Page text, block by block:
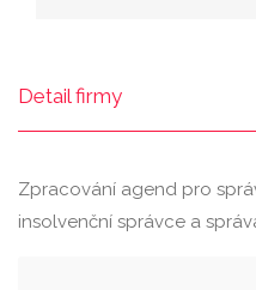
Detail firmy
Zpracování agend pro
insolvenční správce a